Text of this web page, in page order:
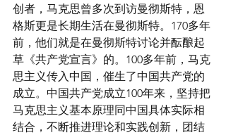
创者，马克思曾多次到访曼彻斯特，恩
格斯更是长期生活在曼彻斯特。170多年
前，他们就是在曼彻斯特讨论并酝酿起
草《共产党宣言》的。100多年前，马克
思主义传入中国，催生了中国共产党的
成立。中国共产党成立100年来，坚持把
马克思主义基本原理同中国具体实际相
结合，不断推进理论和实践创新，团结